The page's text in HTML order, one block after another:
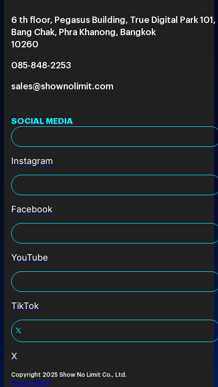
6 th floor, Pegasus Building, True Digital Park 101,
Bang Chak, Phra Khanong, Bangkok
10260
085-848-2253
sales@shownolimit.com
SOCIAL MEDIA
Instagram
Facebook
YouTube
TikTok
X
Copyright 2025 Show No Limit Co., Ltd.
Privacy Policy